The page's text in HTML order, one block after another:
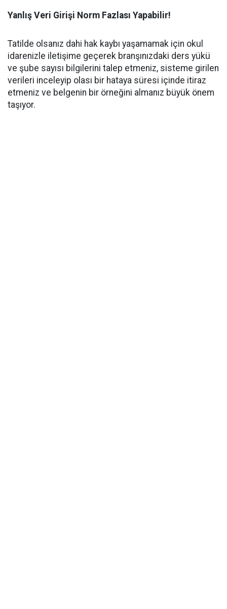
Yanlış Veri Girişi Norm Fazlası Yapabilir!
Tatilde olsanız dahi hak kaybı yaşamamak için okul
idarenizle iletişime geçerek branşınızdaki ders yükü
ve şube sayısı bilgilerini talep etmeniz, sisteme girilen
verileri inceleyip olası bir hataya süresi içinde itiraz
etmeniz ve belgenin bir örneğini almanız büyük önem
taşıyor.